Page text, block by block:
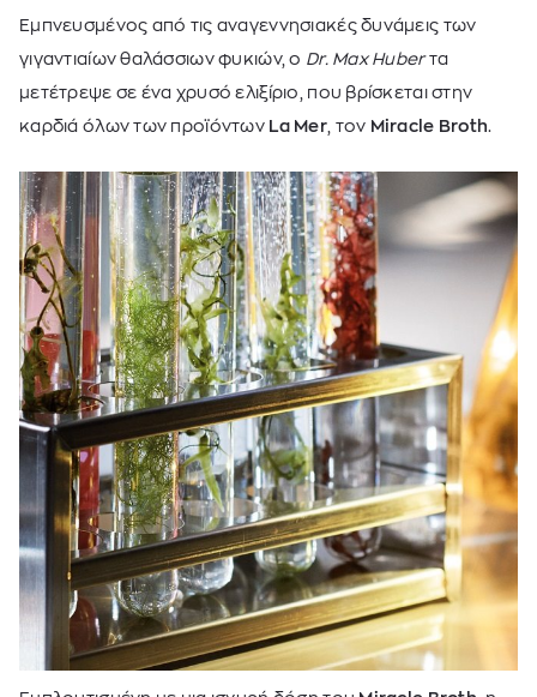
Εμπνευσμένος από τις αναγεννησιακές δυνάμεις των
γιγαντιαίων θαλάσσιων φυκιών, ο Dr. Max Huberτα
μετέτρεψε σε ένα χρυσό ελιξίριο, που βρίσκεται στην
καρδιά όλων των προϊόντων La Mer, τον Miracle Broth.